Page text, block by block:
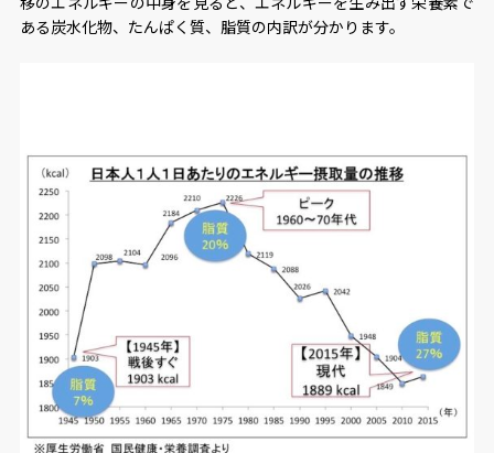
ある炭水化物、たんぱく質、脂質の内訳が分かります。